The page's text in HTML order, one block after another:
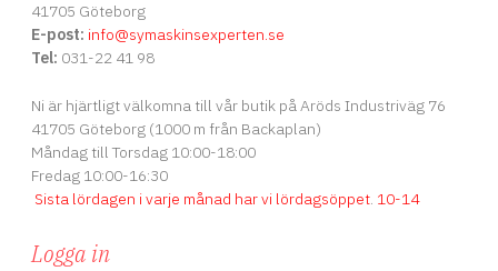
41705 Göteborg
E-post: info@symaskinsexperten.se
Tel: 031-22 41 98
Ni är hjärtligt välkomna till vår butik på Aröds Industriväg 76
41705 Göteborg (1000 m från Backaplan)
Måndag till Torsdag 10:00-18:00
Fredag 10:00-16:30
Sista lördagen i varje månad har vi lördagsöppet. 10-14
Logga in